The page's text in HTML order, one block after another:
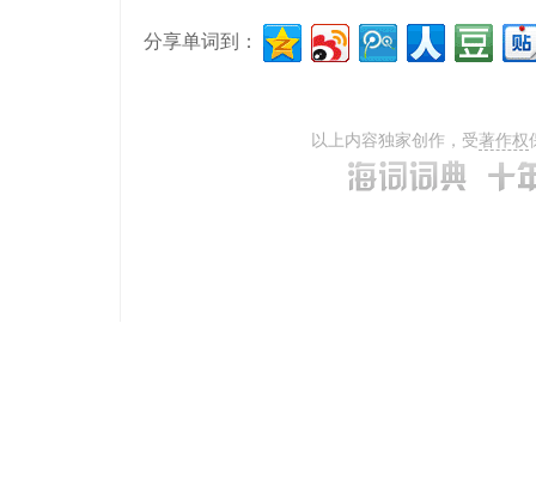
分享单词到：
以上内容独家创作，受著作权